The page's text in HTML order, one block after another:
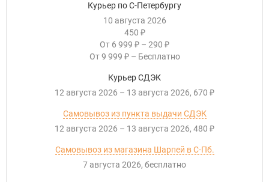
Курьер по С-Петербургу
10 августа 2026
450 ₽
От 6 999 ₽ – 290 ₽
От 9 999 ₽ – Бесплатно
Курьер СДЭК
12 августа 2026 – 13 августа 2026 670 ₽
Самовывоз из пункта выдачи СДЭК
12 августа 2026 – 13 августа 2026 480 ₽
Самовывоз из магазина Шарпей в С-Пб.
7 августа 2026
Бесплатно